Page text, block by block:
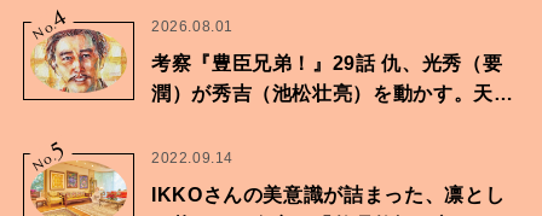
No.
4 2026.08.01
考察『豊臣兄弟！』29話 仇、光秀（要
潤）が秀吉（池松壮亮）を動かす。天下
No.5 2022.09.14
IKKOさんの美意識が詰まった、凛とし